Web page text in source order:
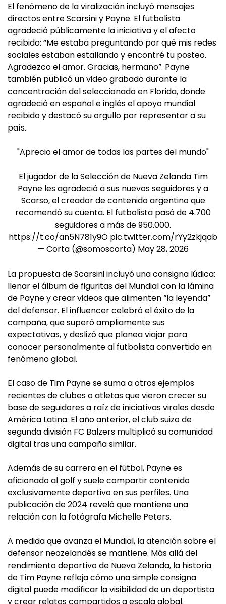
El fenómeno de la viralización incluyó mensajes
directos entre Scarsini y Payne. El futbolista
agradeció públicamente la iniciativa y el afecto
recibido: “Me estaba preguntando por qué mis redes
sociales estaban estallando y encontré tu posteo.
Agradezco el amor. Gracias, hermano”. Payne
también publicó un video grabado durante la
concentración del seleccionado en Florida, donde
agradeció en español e inglés el apoyo mundial
recibido y destacó su orgullo por representar a su
país.
"Aprecio el amor de todas las partes del mundo"
El jugador de la Selección de Nueva Zelanda Tim
Payne les agradeció a sus nuevos seguidores y a
Scarso, el creador de contenido argentino que
recomendó su cuenta. El futbolista pasó de 4.700
seguidores a más de 950.000.
https://t.co/an5N781y9O pic.twitter.com/rYy2zkjqab
— Corta (@somoscorta) May 28, 2026
La propuesta de Scarsini incluyó una consigna lúdica:
llenar el álbum de figuritas del Mundial con la lámina
de Payne y crear videos que alimenten “la leyenda”
del defensor. El influencer celebró el éxito de la
campaña, que superó ampliamente sus
expectativas, y deslizó que planea viajar para
conocer personalmente al futbolista convertido en
fenómeno global.
El caso de Tim Payne se suma a otros ejemplos
recientes de clubes o atletas que vieron crecer su
base de seguidores a raíz de iniciativas virales desde
América Latina. El año anterior, el club suizo de
segunda división FC Balzers multiplicó su comunidad
digital tras una campaña similar.
Además de su carrera en el fútbol, Payne es
aficionado al golf y suele compartir contenido
exclusivamente deportivo en sus perfiles. Una
publicación de 2024 reveló que mantiene una
relación con la fotógrafa Michelle Peters.
A medida que avanza el Mundial, la atención sobre el
defensor neozelandés se mantiene. Más allá del
rendimiento deportivo de Nueva Zelanda, la historia
de Tim Payne refleja cómo una simple consigna
digital puede modificar la visibilidad de un deportista